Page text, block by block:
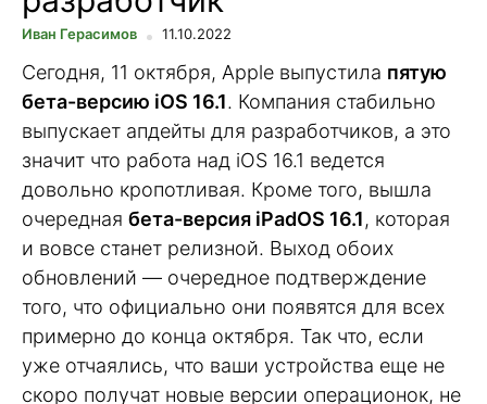
Иван Герасимов 11.10.2022
Сегодня, 11 октября, Apple выпустила пятую
бета-версию iOS 16.1. Компания стабильно
выпускает апдейты для разработчиков, а это
значит что работа над iOS 16.1 ведется
довольно кропотливая. Кроме того, вышла
очередная бета-версия iPadOS 16.1, которая
и вовсе станет релизной. Выход обоих
обновлений — очередное подтверждение
того, что официально они появятся для всех
примерно до конца октября. Так что, если
уже отчаялись, что ваши устройства еще не
скоро получат новые версии операционок, не